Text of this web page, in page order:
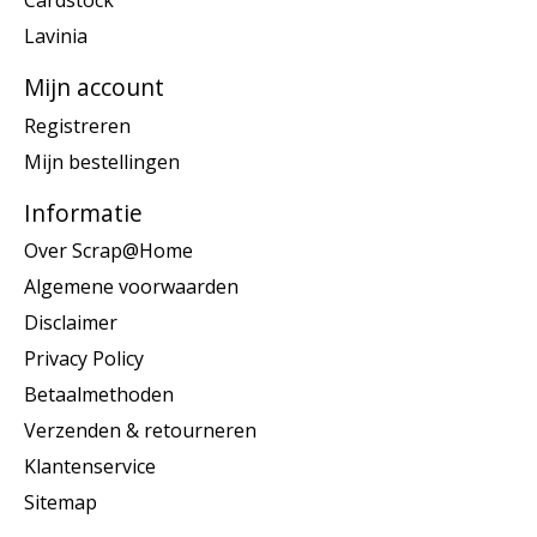
Lavinia
Mijn account
Registreren
Mijn bestellingen
Informatie
Over Scrap@Home
Algemene voorwaarden
Disclaimer
Privacy Policy
Betaalmethoden
Verzenden & retourneren
Klantenservice
Sitemap